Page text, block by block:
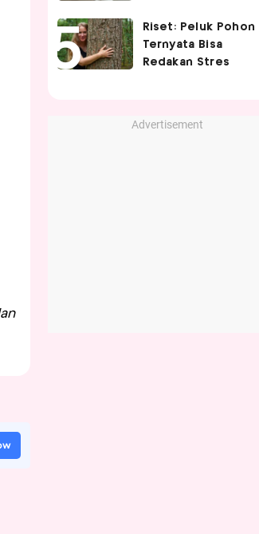
Jantung, tapi Saraf
Simpatis Berlebihan
Riset: Peluk Pohon
Ternyata Bisa
Redakan Stres
Advertisement